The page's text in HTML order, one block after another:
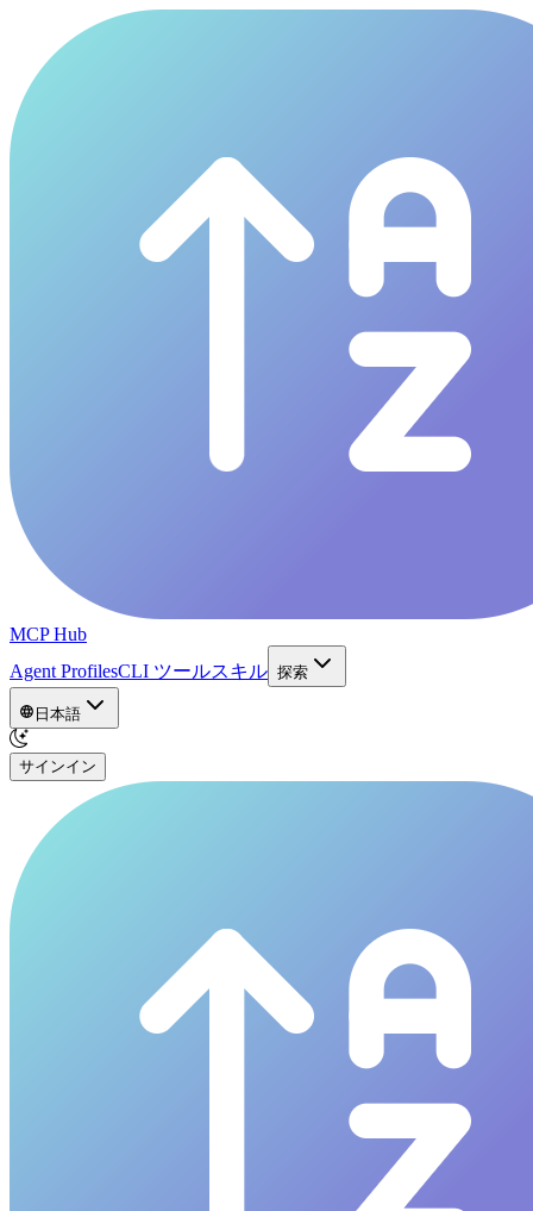
MCP Hub
Agent ProfilesCLI ツールスキル 探索
日本語
サインイン